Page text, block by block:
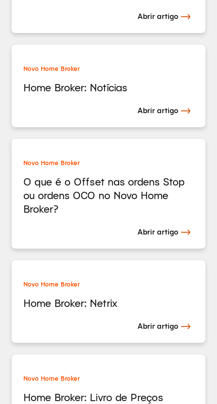
Abrir artigo
Novo Home Broker
Home Broker: Notícias
Abrir artigo
Novo Home Broker
O que é o Offset nas ordens Stop
ou ordens OCO no Novo Home
Broker?
Abrir artigo
Novo Home Broker
Home Broker: Netrix
Abrir artigo
Novo Home Broker
Home Broker: Livro de Preços